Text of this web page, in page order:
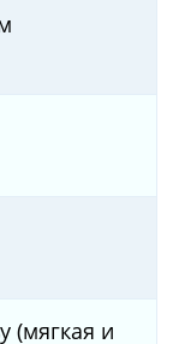
(мягкая и